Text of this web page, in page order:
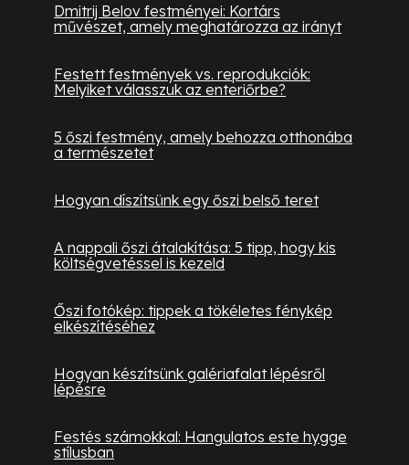
Dmitrij Belov festményei: Kortárs
művészet, amely meghatározza az irányt
Festett festmények vs. reprodukciók:
Melyiket válasszuk az enteriőrbe?
5 őszi festmény, amely behozza otthonába
a természetet
Hogyan díszítsünk egy őszi belső teret
A nappali őszi átalakítása: 5 tipp, hogy kis
költségvetéssel is kezeld
Őszi fotókép: tippek a tökéletes fénykép
elkészítéséhez
Hogyan készítsünk galériafalat lépésről
lépésre
Festés számokkal: Hangulatos este hygge
stílusban